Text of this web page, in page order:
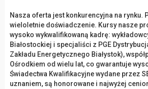
Nasza oferta jest konkurencyjna na rynku.
wieloletnie doświadczenie. Kursy nasze
wysoko wykwalifikowaną kadrę:
Białostockiej i specjaliści z PGE
Zakładu Energetycznego Białystok),
Ośrodkiem od wielu lat, co gwarantuje
Świadectwa Kwalifikacyjne wydane przez
uznaniem, są honorowane i najwyżej